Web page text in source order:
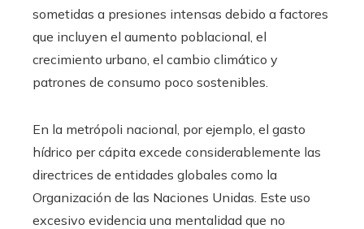
sometidas a presiones intensas debido a factores
que incluyen el aumento poblacional, el
crecimiento urbano, el cambio climático y
patrones de consumo poco sostenibles.
En la metrópoli nacional, por ejemplo, el gasto
hídrico per cápita excede considerablemente las
directrices de entidades globales como la
Organización de las Naciones Unidas. Este uso
excesivo evidencia una mentalidad que no